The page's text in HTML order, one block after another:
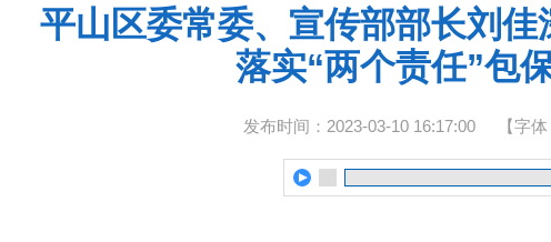
平山区委常委、宣传部部长刘佳
落实“两个责任”包
发布时间：2023-03-10 16:17:00 【字体